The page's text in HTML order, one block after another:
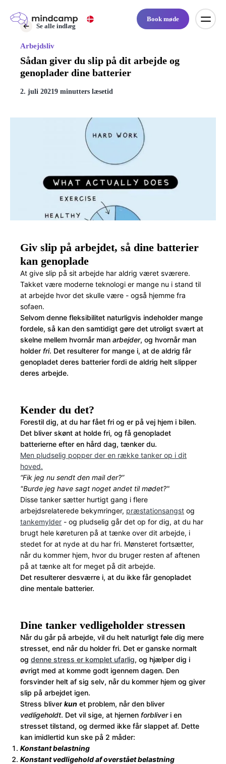
Book møde
Se alle indlæg
Arbejdsliv
Sådan giver du slip på dit arbejde og
genoplader dine batterier
2. juli 20219 minutters læsetid
Giv slip på arbejdet, så dine batterier
kan genoplade
At give slip på sit arbejde har aldrig været sværere.
Takket være moderne teknologi er mange nu i stand til
at arbejde hvor det skulle være - også hjemme fra
sofaen.
Selvom denne fleksibilitet naturligvis indeholder mange
fordele, så kan den samtidigt gøre det utroligt svært at
skelne mellem hvornår man arbejder, og hvornår man
holder fri. Det resulterer for mange i, at de aldrig får
genopladet deres batterier fordi de aldrig helt slipper
deres arbejde.
Kender du det?
Forestil dig, at du har fået fri og er på vej hjem i bilen.
Det bliver skønt at holde fri, og få genopladet
batterierne efter en hård dag, tænker du.
Men pludselig popper der en række tanker op i dit
hoved.
“Fik jeg nu sendt den mail der?”
"Burde jeg have sagt noget andet til mødet?"
Disse tanker sætter hurtigt gang i flere
arbejdsrelaterede bekymringer, præstationsangst og
tankemylder - og pludselig går det op for dig, at du har
brugt hele køreturen på at tænke over dit arbejde, i
stedet for at nyde at du har fri. Mønsteret fortsætter,
når du kommer hjem, hvor du bruger resten af aftenen
på at tænke alt for meget på dit arbejde.
Det resulterer desværre i, at du ikke får genopladet
dine mentale batterier.
Dine tanker vedligeholder stressen
Når du går på arbejde, vil du helt naturligt føle dig mere
stresset, end når du holder fri. Det er ganske normalt
og denne stress er komplet ufarlig, og hjælper dig i
øvrigt med at komme godt igennem dagen. Den
forsvinder helt af sig selv, når du kommer hjem og giver
slip på arbejdet igen.
Stress bliver kun et problem, når den bliver
vedligeholdt. Det vil sige, at hjernen forbliveri en
stresset tilstand, og dermed ikke får slappet af. Dette
kan imidlertid kun ske på 2 måder:
Konstant belastning
Konstant vedligehold af overstået belastning